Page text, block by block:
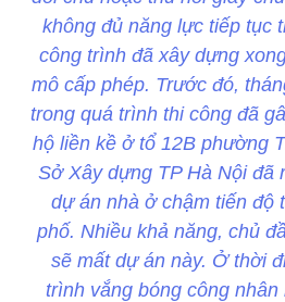
không đủ năng lực tiếp tục
công trình đã xây dựng
mô cấp phép. Trước đó,
trong quá trình thi công đã
hộ liền kề ở tổ 12B phường
Sở Xây dựng TP Hà Nội đã
dự án nhà ở chậm tiến độ
phố. Nhiều khả năng, chủ
sẽ mất dự án này. Ở thời
trình vắng bóng công